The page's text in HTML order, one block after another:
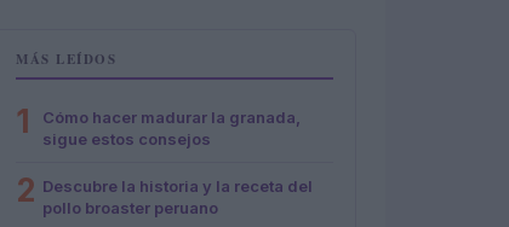
MÁS LEÍDOS
1
Cómo hacer madurar la granada,
sigue estos consejos
2 Descubre la historia y la receta del
pollo broaster peruano